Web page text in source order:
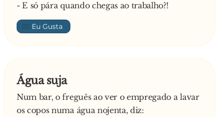
manter a mulher na linha, ela anda a fornicar
com os empregados da casa: o motorista, o
jardineiro e até o carteiro dorme com ela, todo
o mundo sabe, tem problemas com a bebida,
não consegue ter uma relação normal com
ninguém e na qualidade de advogado, bem… é
um dos piores profissionais que conheço. Não
me esqueço também de referir que engana a
mulher com três mulheres diferentes, uma das
- E só pára quando chegas ao trabalho?!
👍🏼
Água suja
Num bar, o freguês ao ver o empregado a lavar
os copos numa água nojenta, diz: